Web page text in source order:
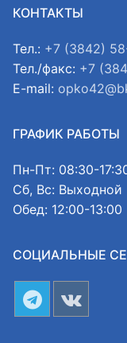
КОНТАКТЫ
Тел.: +7 (3842)
Тел./факс: +7
E-mail:
ГРАФИК РАБОТЫ
Пн-Пт: 08:30-
Сб, Вс: Выходной
Обед: 12:00-13:00
СОЦИАЛЬНЫЕ